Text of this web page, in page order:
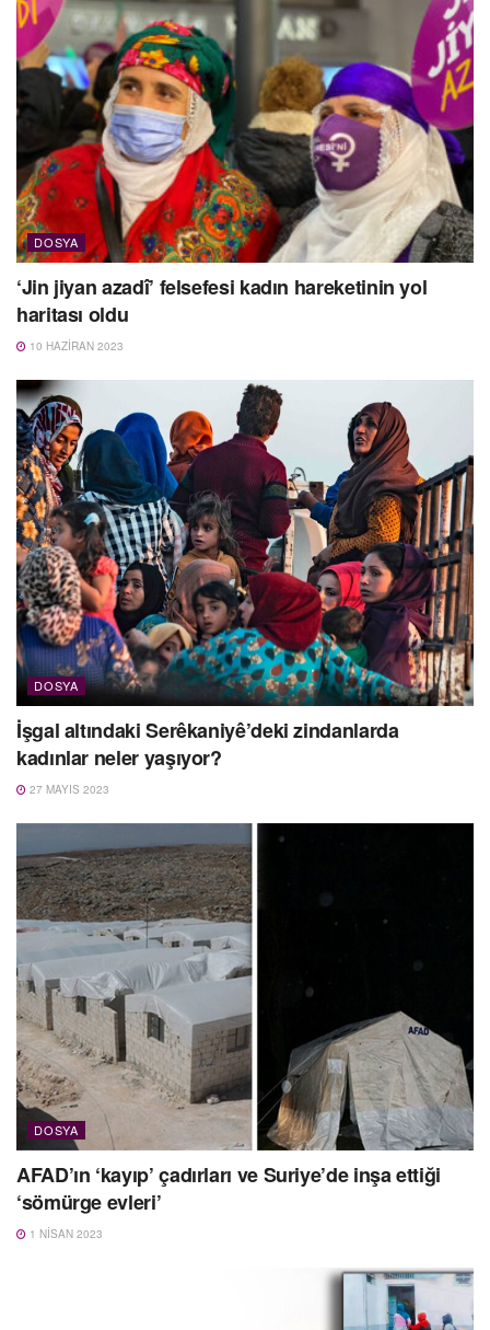
DOSYA
‘Jin jiyan azadî’ felsefesi kadın hareketinin yol
haritası oldu
10 HAZIRAN 2023
DOSYA
İşgal altındaki Serêkaniyê’deki zindanlarda
kadınlar neler yaşıyor?
27 MAYIS 2023
DOSYA
AFAD’ın ‘kayıp’ çadırları ve Suriye’de inşa ettiği
‘sömürge evleri’
1 NISAN 2023